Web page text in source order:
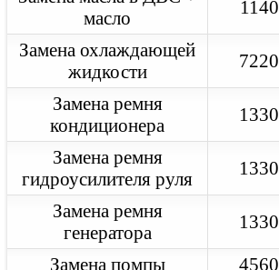
масло
1140
Замена охлаждающей
жидкости
7220
Замена ремня
кондиционера
1330
Замена ремня
гидроусилителя руля
1330
Замена ремня
генератора
1330
Замена помпы 4560
Замена ремня ГРМ
Диагностика
Ремонт двигателя
Ремонт АКПП
Ремонт турбины
Jaguar
Jaguar
Техническое обслуживание
Замена масла в двигателе
Замена масла в АКПП
Замена тормозных колодок
Замена ремня ГРМ
Диагностика
Ремонт двигателя
Ремонт АКПП
Ремонт турбины